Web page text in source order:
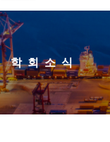
학회소식